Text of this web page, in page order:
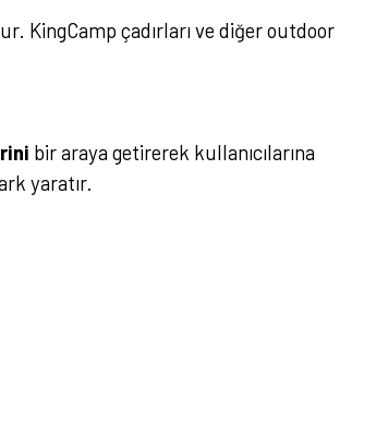
KingCamp çadırları ve diğer outdoor
bir araya getirerek kullanıcılarına
yaratır.